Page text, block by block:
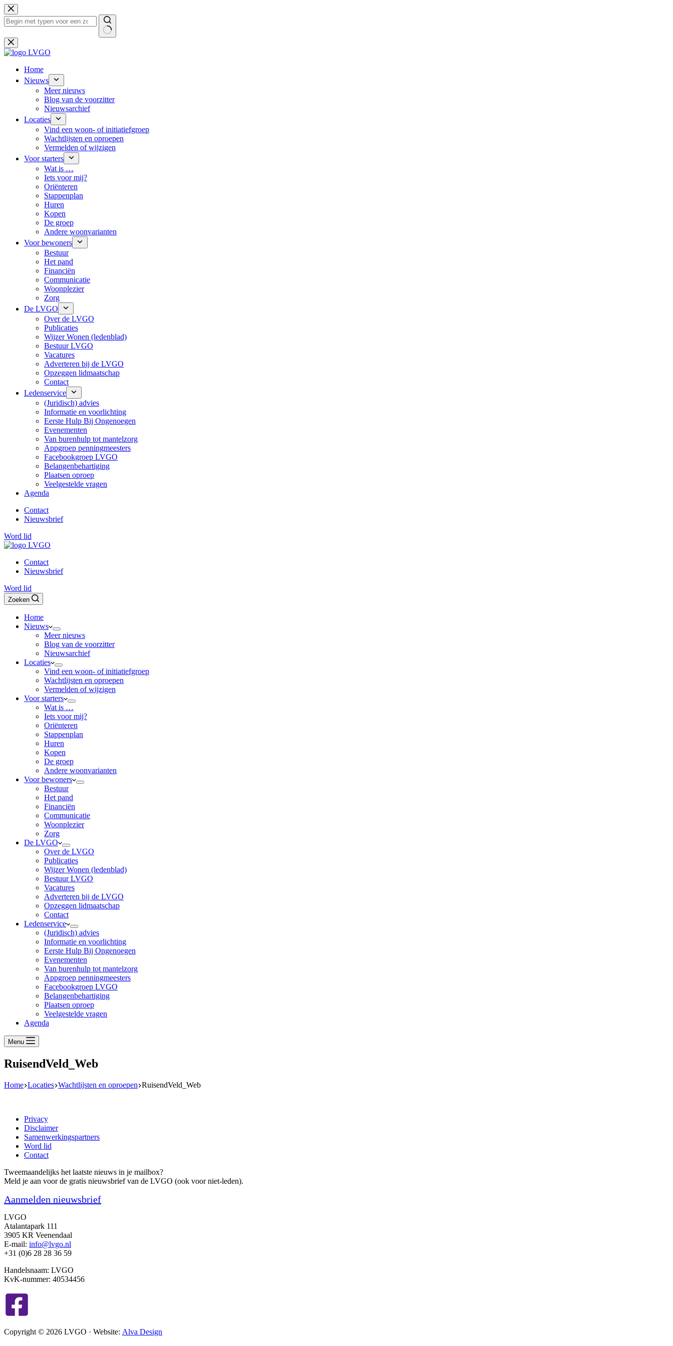
Ga
naar
de
Geen
resultaten
Home
Nieuws
Meer nieuws
Blog van de voorzitter
Nieuwsarchief
Locaties
Vind een woon- of initiatiefgroep
Wachtlijsten en oproepen
Vermelden of wijzigen
Voor starters
Wat is …
Iets voor mij?
Oriënteren
Stappenplan
Huren
Kopen
De groep
Andere woonvarianten
Voor bewoners
Bestuur
Het pand
Financiën
Communicatie
Woonplezier
Zorg
De LVGO
Over de LVGO
Publicaties
Wijzer Wonen (ledenblad)
Bestuur LVGO
Vacatures
Adverteren bij de LVGO
Opzeggen lidmaatschap
Contact
Ledenservice
(Juridisch) advies
Informatie en voorlichting
Eerste Hulp Bij Ongenoegen
Evenementen
Van burenhulp tot mantelzorg
Appgroep penningmeesters
Facebookgroep LVGO
Belangenbehartiging
Plaatsen oproep
Veelgestelde vragen
Agenda
Contact
Nieuwsbrief
Word lid
Contact
Nieuwsbrief
Word lid
Zoeken
Home
Nieuws
Meer nieuws
Blog van de voorzitter
Nieuwsarchief
Locaties
Vind een woon- of initiatiefgroep
Wachtlijsten en oproepen
Vermelden of wijzigen
Voor starters
Wat is …
Iets voor mij?
Oriënteren
Stappenplan
Huren
Kopen
De groep
Andere woonvarianten
Voor bewoners
Bestuur
Het pand
Financiën
Communicatie
Woonplezier
Zorg
De LVGO
Over de LVGO
Publicaties
Wijzer Wonen (ledenblad)
Bestuur LVGO
Vacatures
Adverteren bij de LVGO
Opzeggen lidmaatschap
Contact
Ledenservice
(Juridisch) advies
Informatie en voorlichting
Eerste Hulp Bij Ongenoegen
Evenementen
Van burenhulp tot mantelzorg
Appgroep penningmeesters
Facebookgroep LVGO
Belangenbehartiging
Plaatsen oproep
Veelgestelde vragen
Agenda
Menu
RuisendVeld_Web
Home Locaties Wachtlijsten en oproepen RuisendVeld_Web
Privacy
Disclaimer
Samenwerkingspartners
Word lid
Contact
Tweemaandelijks het laatste nieuws in je mailbox?
Meld je aan voor de gratis nieuwsbrief van de LVGO (ook voor niet-leden).
Aanmelden nieuwsbrief
LVGO
Atalantapark 111
3905 KR Veenendaal
E-mail: info@lvgo.nl
+31 (0)6 28 28 36 59
Handelsnaam: LVGO
KvK-nummer: 40534456
Copyright © 2026 LVGO · Website: Alva Design